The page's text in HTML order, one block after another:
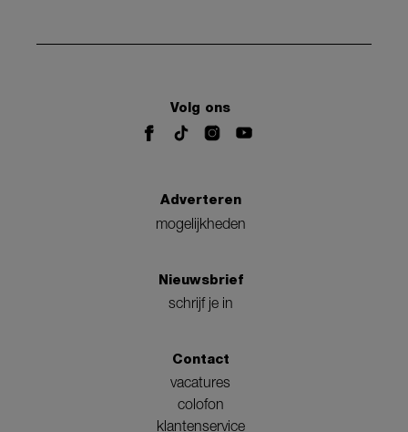
Volg ons
Adverteren
mogelijkheden
Nieuwsbrief
schrijf je in
Contact
vacatures
colofon
klantenservice